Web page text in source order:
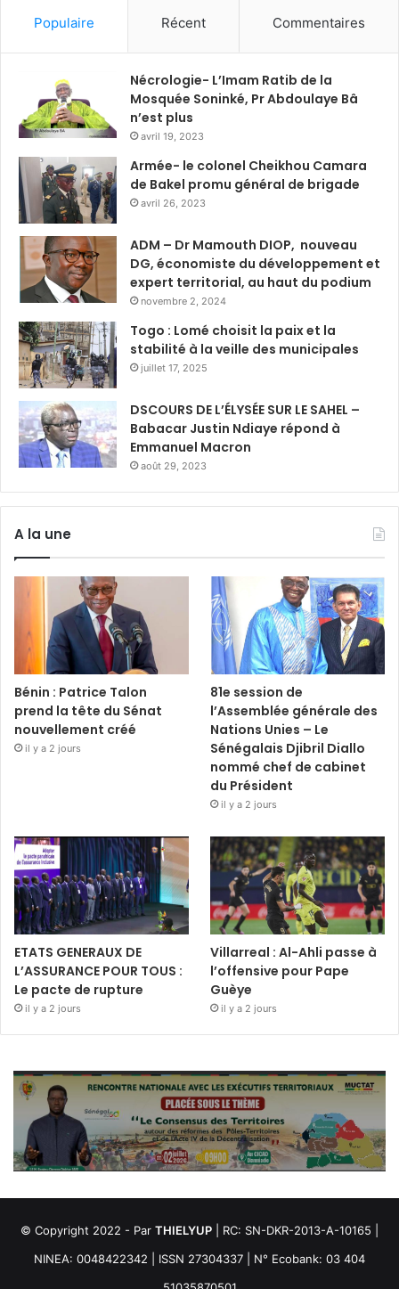
Populaire Récent Commentaires
Nécrologie- L’Imam Ratib de la
Mosquée Soninké, Pr Abdoulaye Bâ
n’est plus
avril 19, 2023
Armée- le colonel Cheikhou Camara
de Bakel promu général de brigade
avril 26, 2023
ADM – Dr Mamouth DIOP, nouveau
DG, économiste du développement et
expert territorial, au haut du podium
novembre 2, 2024
Togo : Lomé choisit la paix et la
stabilité à la veille des municipales
juillet 17, 2025
DSCOURS DE L’ÉLYSÉE SUR LE SAHEL –
Babacar Justin Ndiaye répond à
Emmanuel Macron
août 29, 2023
A la une
Bénin : Patrice Talon
prend la tête du Sénat
nouvellement créé
il y a 2 jours
81e session de
l’Assemblée générale des
Nations Unies – Le
Sénégalais Djibril Diallo
nommé chef de cabinet
du Président
il y a 2 jours
ETATS GENERAUX DE
L’ASSURANCE POUR TOUS :
Le pacte de rupture
il y a 2 jours
Villarreal : Al-Ahli passe à
l’offensive pour Pape
Guèye
il y a 2 jours
© Copyright 2022 - Par THIELYUP | RC: SN-DKR-2013-A-10165 |
NINEA: 0048422342 | ISSN 27304337 | N° Ecobank: 03 404